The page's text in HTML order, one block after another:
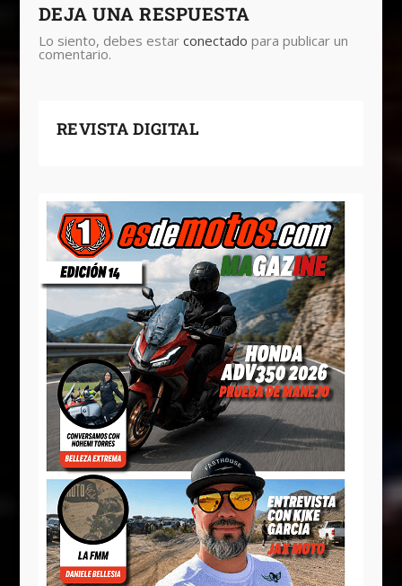
DEJA UNA RESPUESTA
Lo siento, debes estar conectado para publicar un
comentario.
REVISTA DIGITAL